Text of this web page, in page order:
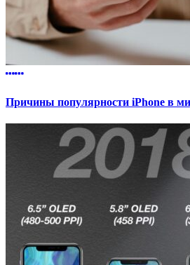
Причины популярности iPhone в